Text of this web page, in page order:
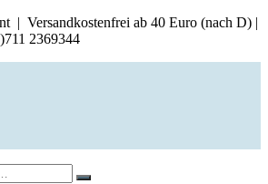
| Versandkostenfrei ab 40 Euro (nach D) |
2369344